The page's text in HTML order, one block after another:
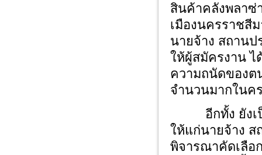
สินค้าคลังพลาซ่
เมืองนครราชสี
นายจ้าง สถานป
ให้ผู้สมัครงาน ไ
ความถนัดของต
จำนวนมากในค
อีกทั้ง ยังเป็น
ให้แก่นายจ้าง ส
พิจารณาคัดเลือ